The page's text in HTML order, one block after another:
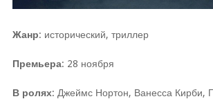
Жанр: исторический, триллер
Премьера: 28 ноября
В ролях: Джеймс Нортон, Ванесса Кирби,